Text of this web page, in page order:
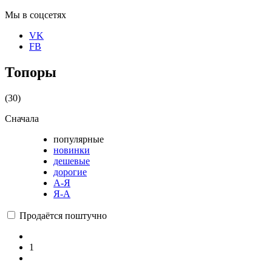
Мы в соцсетях
VK
FB
Топоры
(30)
Сначала
популярные
новинки
дешевые
дорогие
А-Я
Я-А
Продаётся поштучно
1